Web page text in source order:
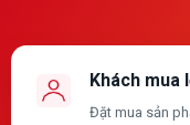
Khách mua
Đặt mua sản